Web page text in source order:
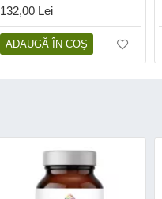
132,00 Lei
ADAUGĂ ÎN COŞ